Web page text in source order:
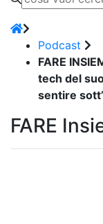
Podcast
FARE
tech del
sentire
FARE